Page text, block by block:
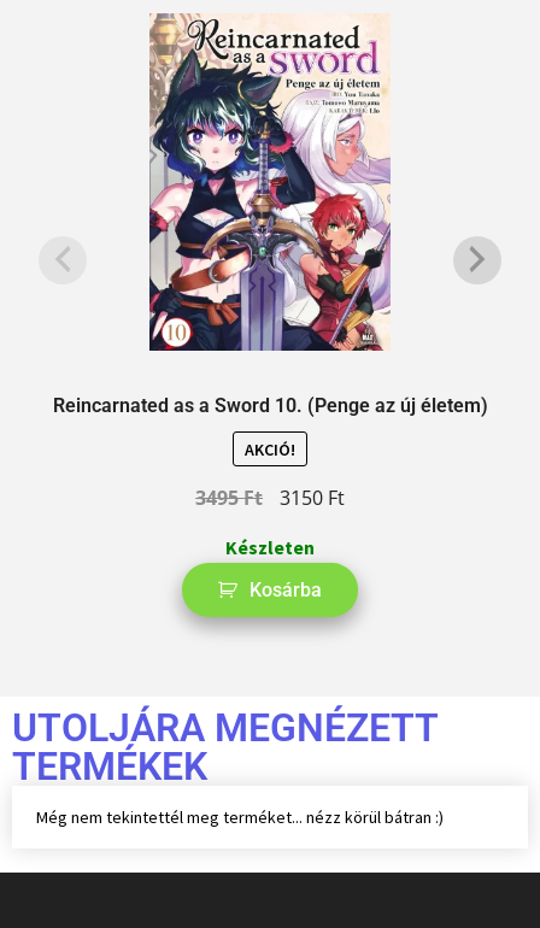
Reincarnated as a Sword 10. (Penge az új életem)
AKCIÓ!
3495Ft 3150 Ft
Készleten
Kosárba
UTOLJÁRA MEGNÉZETT
TERMÉKEK
Még nem tekintettél meg terméket... nézz körül bátran :)